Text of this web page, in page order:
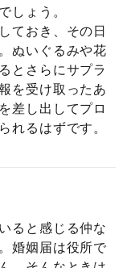
しょう。
ておき、その日
ぬいぐるみや花
とさらにサプラ
を受け取ったあ
差し出してプロ
れるはずです。
ると感じる仲な
婚姻届は役所で